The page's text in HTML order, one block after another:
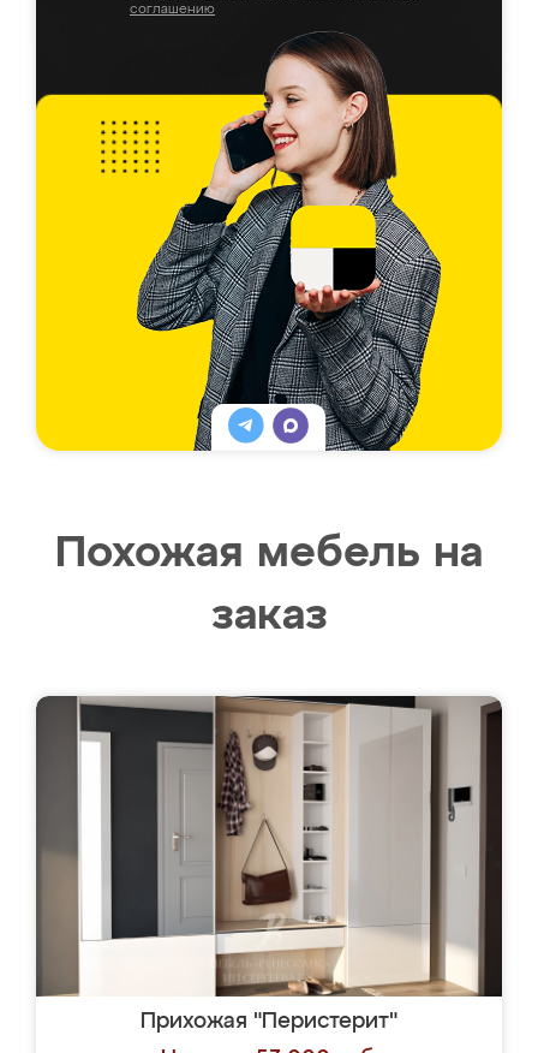
соглашению
Похожая мебель на
заказ
Прихожая "Перистерит"